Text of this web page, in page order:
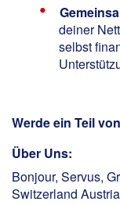
deiner
selbst
Werde ein Teil
Über Uns:
Bonjour, Servus,
Switzerland